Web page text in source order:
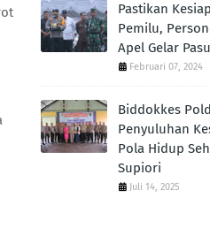
Pastikan
Pemilu,
Apel Gelar
Februari 07, 2024
Biddokkes
Penyuluhan
Pola Hidup
Supiori
Juli 14, 2025